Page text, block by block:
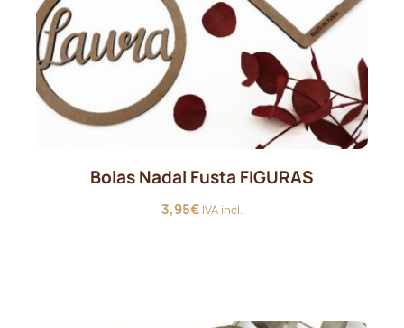
Bolas Nadal Fusta FIGURAS
3,95€ IVA incl.